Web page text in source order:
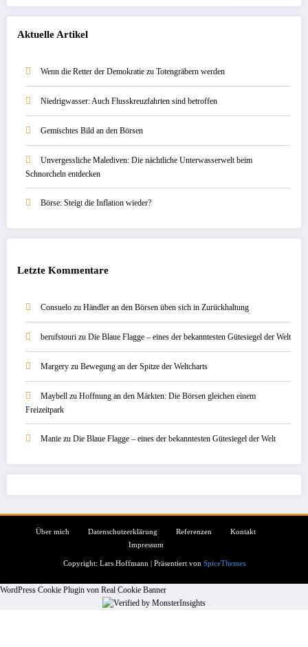
Aktuelle Artikel
Wenn die Retter der Demokratie zu Totengräbern werden
Niedrigwasser: Auch Flusskreuzfahrten sind betroffen
Gemischtes Bild an den Börsen
Unvergessliche Malediven: Die nächtliche Unterwasserwelt beim
Schnorcheln entdecken
Börse: Steigt die Inflation wieder?
Letzte Kommentare
Consuelo zu Händler an den Börsen üben sich in Zurückhaltung
berufstouri zu Die Blaue Flagge – eines der bekanntesten Gütesiegel der Welt
Margery zu Bewegung an der Spitze der Weltcharts
Maybell zu Hoffnung an den Märkten: Die Börsen gleichen einem
Freizeitpark
Manie zu Die Blaue Flagge – eines der bekanntesten Gütesiegel der Welt
Über mich Datenschutzerklärung Referenzen
Kontakt
Impressum
Copyright: Lars Hoffmann | Präsentiert von SpiceThemes
WordPress Cookie Plugin von Real Cookie Banner